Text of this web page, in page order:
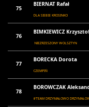
75
BIERNAT Rafał
DLA SIEBIE KROSINKO
76
BIMKIEWICZ
NIEZRZESZONY WOLSZTYN
77
BORECKA Dorota
CZEMPIŃ
78
BOROWCZAK
#TEAM DRZYMAŁOWO